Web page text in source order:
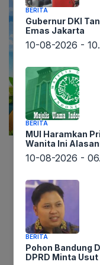
Ramadan, para
pada pencarian
melirik peluang
satu momen
pembagian
dari kesabaran
BERITA
Gubernur DKI
Emas Jakarta
10-08-2026 -
BERITA
MUI Haramkan
Wanita Ini
10-08-2026 -
BERITA
Pohon Bandung
DPRD Minta